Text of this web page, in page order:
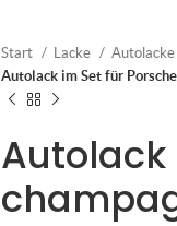
Start Lacke Autolacke
Autolack im Set für
Autolack